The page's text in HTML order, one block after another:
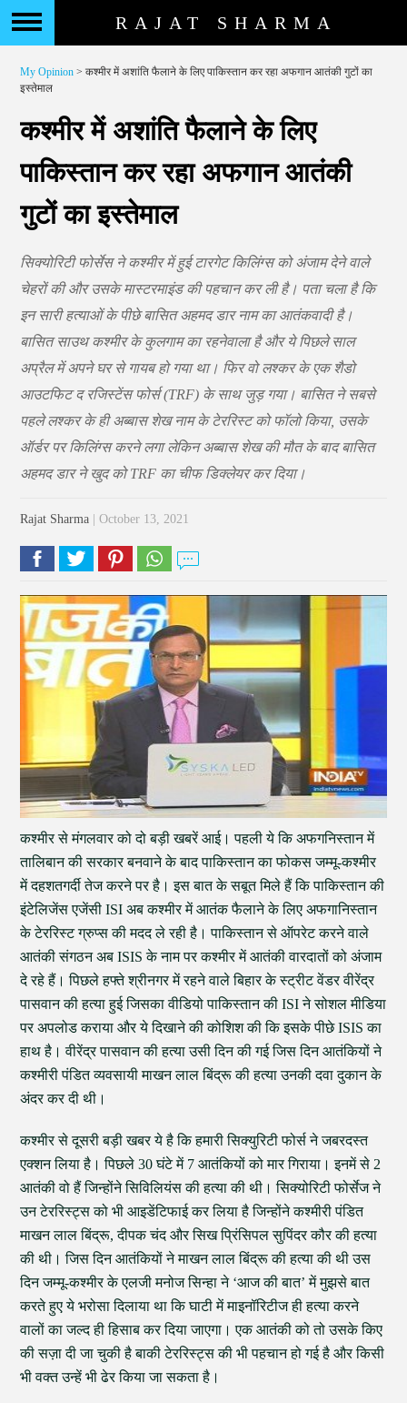
RAJAT SHARMA
My Opinion > कश्मीर में अशांति फैलाने के लिए पाकिस्तान कर रहा अफगान आतंकी गुटों का
इस्तेमाल
कश्मीर में अशांति फैलाने के लिए
पाकिस्तान कर रहा अफगान आतंकी
गुटों का इस्तेमाल
सिक्योरिटी फोर्सेस ने कश्मीर में हुई टारगेट किलिंग्स को अंजाम देने वाले
चेहरों की और उसके मास्टरमाइंड की पहचान कर ली है। पता चला है कि
इन सारी हत्याओं के पीछे बासित अहमद डार नाम का आतंकवादी है।
बासित साउथ कश्मीर के कुलगाम का रहनेवाला है और ये पिछले साल
अप्रैल में अपने घर से गायब हो गया था। फिर वो लश्कर के एक शैडो
आउटफिट द रजिस्टेंस फोर्स (TRF) के साथ जुड़ गया। बासित ने सबसे
पहले लश्कर के ही अब्बास शेख नाम के टेररिस्ट को फॉलो किया, उसके
ऑर्डर पर किलिंग्स करने लगा लेकिन अब्बास शेख की मौत के बाद बासित
अहमद डार ने खुद को TRF का चीफ डिक्लेयर कर दिया।
Rajat Sharma | October 13, 2021
कश्मीर से मंगलवार को दो बड़ी खबरें आई। पहली ये कि अफगनिस्तान में
तालिबान की सरकार बनवाने के बाद पाकिस्तान का फोकस जम्मू-कश्मीर
में दहशतगर्दी तेज करने पर है। इस बात के सबूत मिले हैं कि पाकिस्तान की
इंटेलिजेंस एजेंसी ISI अब कश्मीर में आतंक फैलाने के लिए अफगानिस्तान
के टेररिस्ट ग्रुप्स की मदद ले रही है। पाकिस्तान से ऑपरेट करने वाले
आतंकी संगठन अब ISIS के नाम पर कश्मीर में आतंकी वारदातों को अंजाम
दे रहे हैं। पिछले हफ्ते श्रीनगर में रहने वाले बिहार के स्ट्रीट वेंडर वीरेंद्र
पासवान की हत्या हुई जिसका वीडियो पाकिस्तान की ISI ने सोशल मीडिया
पर अपलोड कराया और ये दिखाने की कोशिश की कि इसके पीछे ISIS का
हाथ है। वीरेंद्र पासवान की हत्या उसी दिन की गई जिस दिन आतंकियों ने
कश्मीरी पंडित व्यवसायी माखन लाल बिंद्रू की हत्या उनकी दवा दुकान के
अंदर कर दी थी।
कश्मीर से दूसरी बड़ी खबर ये है कि हमारी सिक्युरिटी फोर्स ने जबरदस्त
एक्शन लिया है। पिछले 30 घंटे में 7 आतंकियों को मार गिराया। इनमें से 2
आतंकी वो हैं जिन्होंने सिविलियंस की हत्या की थी। सिक्योरिटी फोर्सेज ने
उन टेररिस्ट्स को भी आइडेंटिफाई कर लिया है जिन्होंने कश्मीरी पंडित
माखन लाल बिंद्रू, दीपक चंद और सिख प्रिंसिपल सुपिंदर कौर की हत्या
की थी। जिस दिन आतंकियों ने माखन लाल बिंद्रू की हत्या की थी उस
दिन जम्मू-कश्मीर के एलजी मनोज सिन्हा ने ‘आज की बात’ में मुझसे बात
करते हुए ये भरोसा दिलाया था कि घाटी में माइनॉरिटीज ही हत्या करने
वालों का जल्द ही हिसाब कर दिया जाएगा। एक आतंकी को तो उसके किए
की सज़ा दी जा चुकी है बाकी टेररिस्ट्स की भी पहचान हो गई है और किसी
भी वक्त उन्हें भी ढेर किया जा सकता है।